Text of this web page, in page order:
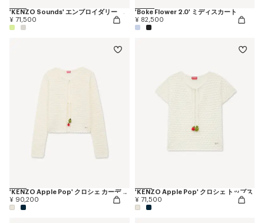
'KENZO Sounds' エンブロイダリー カーディガン イン コットン リネン
¥ 71,500
'Boke Flower 2.0' ミディスカート
¥ 82,500
'KENZO Apple Pop' クロシェ カーディガン
¥ 90,200
'KENZO Apple Pop' クロシェ トップス
¥ 71,500